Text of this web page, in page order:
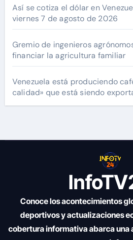
Así se cotiza el dólar en
viernes 7 de agosto de 2026
Gremio de ingenieros
financiar la agricultura familiar
Venezuela está produciendo
calidad» que está siendo
Conoce los acontecimientos
deportivos y actualizaciones
cobertura informativa abarca una